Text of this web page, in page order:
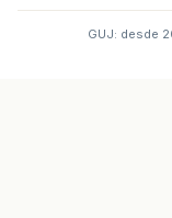
GUJ: desde